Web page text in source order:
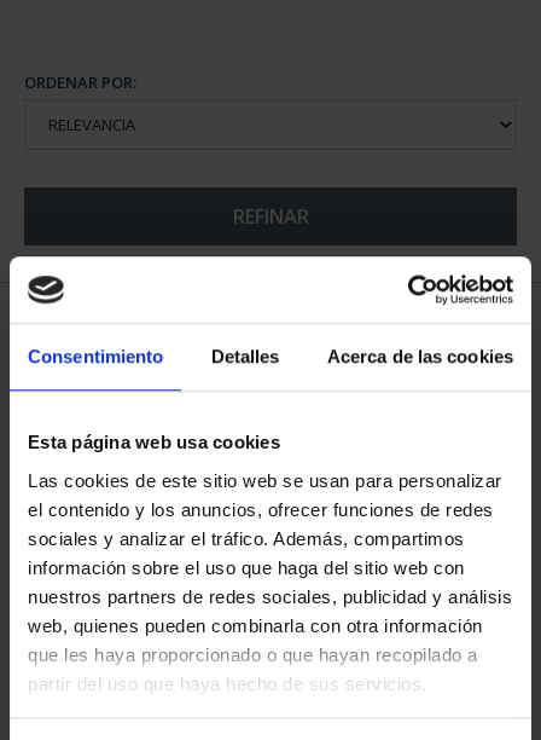
Consentimiento Detalles Acerca de las cookies
Esta página web usa cookies
Las cookies de este sitio web se usan para personalizar
el contenido y los anuncios, ofrecer funciones de redes
sociales y analizar el tráfico. Además, compartimos
información sobre el uso que haga del sitio web con
nuestros partners de redes sociales, publicidad y análisis
web, quienes pueden combinarla con otra información
que les haya proporcionado o que hayan recopilado a
partir del uso que haya hecho de sus servicios.
ORDENAR POR:
REFINAR
5 Productos encontrados
SUSCRIPCIÓN
CAPITALES DE
PROVINCIA 1
949,00 €
SUSCRIPCIÓN
CAPITALES DE
PROVINCIA 2
949,00 €